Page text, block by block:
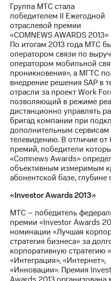
Группа МТС стала
победителем II Ежегодной
отраслевой премии
«COMNEWS AWARDS
По итогам 2013 года МТС
оператором связи по
оператором мобильной
проникновения», а МГТС
внедрение решения SAP в
отрасли за проект Work
позволяющий в режиме
дистанционно управлять
бригад компании при
дополнительным
телевидению. В отличие
премий, победители
«Comnews Awards»
объективным измеримым
абонентской базе,
«Investor Awards 2013»
МТС – победитель
премии «Investor Awards
номинации «Лучшая
стратегия бизнеса» за
корпоративную стратегию
«Интеграция», «Интернет»,
«Инновации». Премия